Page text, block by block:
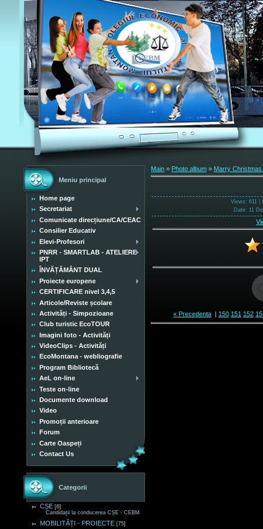
Meniu principal
Home page
Secretariat
Comunicate direcțiune/CA/CEAC
Consilier Educativ
Elevi-Profesori
PNRR - SMARTLAB - ATELIERE
IPT
ÎNVĂȚĂMÂNT DUAL
Proiecte europene
CERTIFICARE nivel 3,4,5
Articole/Reviste școlare
Activități - Simpozioane
Club turistic EcoTOUR
Imagini foto - Activități
VideoClips - Activități
EcoMontana - webliografie
Program Bibliotecă
AeL on-line
Teste on-line
Documente download
Video
Promoții anterioare
Forum
Carte Oaspeți
Contact Us
Categorii
CȘE [6]
Candidații la conducerea CȘE - CEBM
MOBILITĂȚI - PROIECTE [75]
Main » Photo album » Marry Christmas
Views: 611 |
Date: 11
« Precedenta | 150 151 152